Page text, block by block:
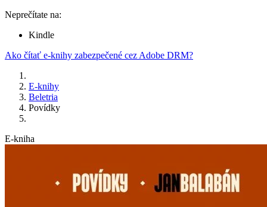
Neprečítate na:
Kindle
Ako čítať e-knihy zabezpečené cez Adobe DRM?
E-knihy
Beletria
Povídky
E-kniha